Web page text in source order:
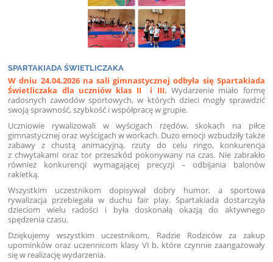
SPARTAKIADA ŚWIETLICZAKA
W dniu 24.04.2026 na sali gimnastycznej odbyła się Spartakiada
Świetliczaka dla uczniów klas II i III. Wydarzenie miało formę
radosnych zawodów sportowych, w których dzieci mogły sprawdzić
swoją sprawność, szybkość i współpracę w grupie.
Uczniowie rywalizowali w wyścigach rzędów, skokach na piłce
gimnastycznej oraz wyścigach w workach. Dużo emocji wzbudziły także
zabawy z chustą animacyjną, rzuty do celu ringo, konkurencja
z chwytakami oraz tor przeszkód pokonywany na czas. Nie zabrakło
również konkurencji wymagającej precyzji – odbijania balonów
rakietką.
Wszystkim uczestnikom dopisywał dobry humor, a sportowa
rywalizacja przebiegała w duchu fair play. Spartakiada dostarczyła
dzieciom wielu radości i była doskonałą okazją do aktywnego
spędzenia czasu.
Dziękujemy wszystkim uczestnikom, Radzie Rodziców za zakup
upominków oraz uczennicom klasy VI b, które czynnie zaangażowały
się w realizację wydarzenia.